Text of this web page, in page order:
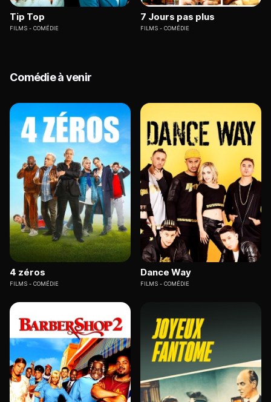
Tip Top
FILMS COMÉDIE
7 Jours pas plus
FILMS COMÉDIE
Comédie à venir
4 zéros
FILMS COMÉDIE
Dance Way
FILMS COMÉDIE